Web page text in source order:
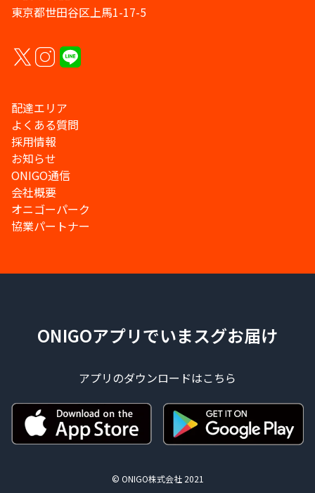
東京都世田谷区上馬1-17-5
配達エリア
よくある質問
採用情報
お知らせ
ONIGO通信
会社概要
オニゴーパーク
協業パートナー
ONIGOアプリでいまスグお届け
アプリのダウンロードはこちら
© ONIGO株式会社 2021